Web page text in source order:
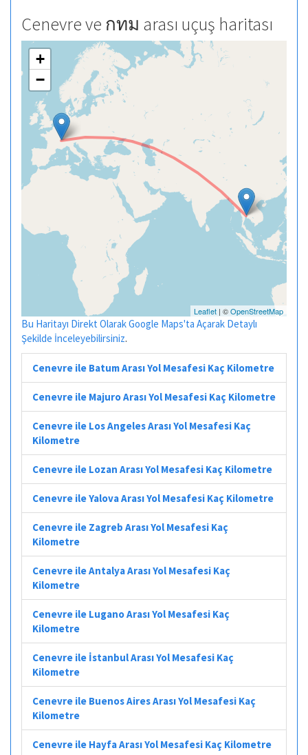
Cenevre ve กทม arası uçuş haritası
+
−
Leaflet | ©OpenStreetMap
Bu Haritayı Direkt Olarak Google Maps'ta Açarak Detaylı
Şekilde İnceleyebilirsiniz.
Cenevre ile Batum Arası Yol Mesafesi Kaç Kilometre
Cenevre ile Majuro Arası Yol Mesafesi Kaç Kilometre
Cenevre ile Los Angeles Arası Yol Mesafesi Kaç
Kilometre
Cenevre ile Lozan Arası Yol Mesafesi Kaç Kilometre
Cenevre ile Yalova Arası Yol Mesafesi Kaç Kilometre
Cenevre ile Zagreb Arası Yol Mesafesi Kaç
Kilometre
Cenevre ile Antalya Arası Yol Mesafesi Kaç
Kilometre
Cenevre ile Lugano Arası Yol Mesafesi Kaç
Kilometre
Cenevre ile İstanbul Arası Yol Mesafesi Kaç
Kilometre
Cenevre ile Buenos Aires Arası Yol Mesafesi Kaç
Kilometre
Cenevre ile Hayfa Arası Yol Mesafesi Kaç Kilometre